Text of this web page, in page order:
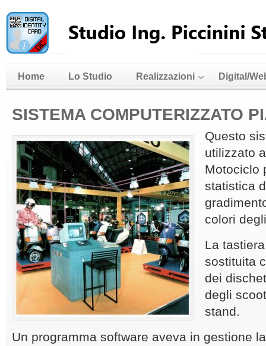
Home Lo Studio Realizzazioni Digital/
SISTEMA COMPUTERIZZATO
Questo
utilizzato
Motociclo
statistica
colori
La
sostituita
dei
degli
stand.
Un programma software aveva in gestione